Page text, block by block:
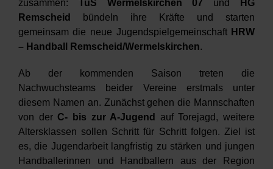
HRW
zusammen: TuS Wermelskirchen 07 und
HG
Remscheid
bündeln ihre Kräfte und starten
gemeinsam die neue Jugendspielgemeinschaft HRW
– Handball Remscheid/Wermelskirchen.
Ab der kommenden Saison treten die
Nachwuchsteams beider Vereine erstmals unter
diesem Namen an. Zunächst gehen die Mannschaften
von der C- bis zur A-Jugend
auf Torejagd, weitere
Altersklassen sollen Schritt für Schritt folgen. Ziel ist
es, die Jugendarbeit langfristig zu stärken und jungen
Handballerinnen und Handballern aus der Region